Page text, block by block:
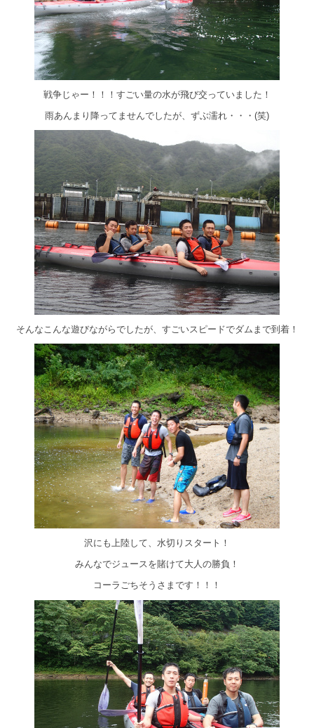
戦争じゃー！！！すごい量の水が飛び交っていました！
雨あんまり降ってませんでしたが、ずぶ濡れ・・・(笑)
そんなこんな遊びながらでしたが、すごいスピードでダムまで到着！
沢にも上陸して、水切りスタート！
みんなでジュースを賭けて大人の勝負！
コーラごちそうさまです！！！